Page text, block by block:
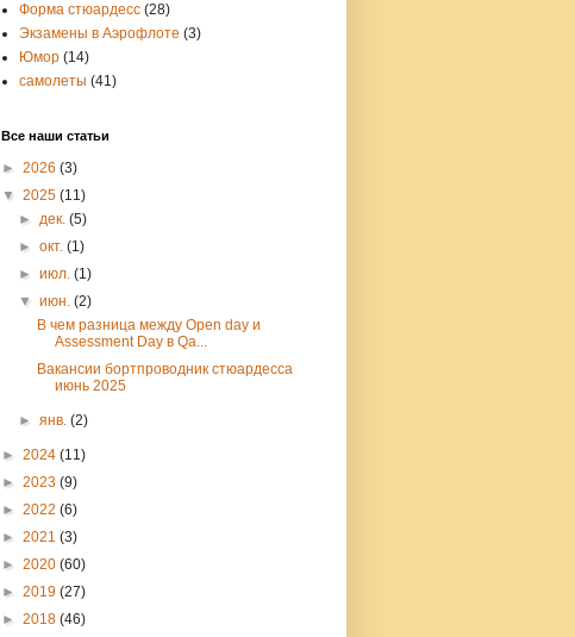
Форма стюардесс (28)
Экзамены в Аэрофлоте (3)
Юмор (14)
самолеты (41)
Все наши статьи
► 2026 (3)
▼ 2025 (11)
►дек.(5)
►окт.(1)
►июл.(1)
▼июн.(2)
В чем разница между Open day и
Assessment Day в Qa...
Вакансии бортпроводник стюардесса
июнь 2025
►янв.(2)
► 2024 (11)
► 2023 (9)
► 2022 (6)
► 2021 (3)
► 2020 (60)
► 2019 (27)
► 2018 (46)